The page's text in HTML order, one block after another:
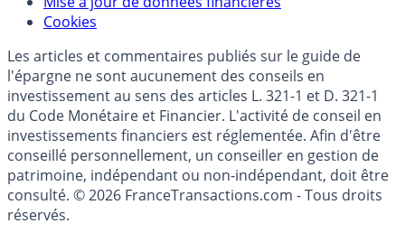
Cookies
Les articles et commentaires publiés sur le guide de
l'épargne ne sont aucunement des conseils en
investissement au sens des articles L. 321-1 et D. 321-1
du Code Monétaire et Financier. L'activité de conseil en
investissements financiers est réglementée. Afin d'être
conseillé personnellement, un conseiller en gestion de
patrimoine, indépendant ou non-indépendant, doit être
consulté. © 2026 FranceTransactions.com - Tous droits
réservés.